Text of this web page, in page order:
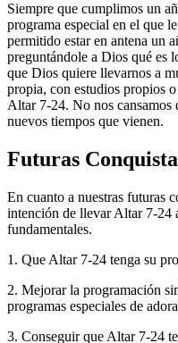
Siempre que cumplimos un
programa especial en el que
permitido estar en antena un
preguntándole a Dios qué es
que Dios quiere llevarnos a
propia, con estudios propios
Altar 7-24. No nos cansamos
nuevos tiempos que vienen.
Futuras
En cuanto a nuestras futuras
intención de llevar Altar 7-24
fundamentales.
1. Que Altar 7-24 tenga su
2. Mejorar la programación
programas especiales de
3. Conseguir que Altar 7-24